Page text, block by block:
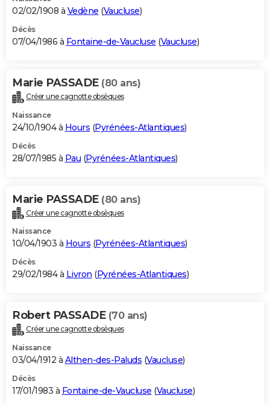
02/02/1908 à Vedène (Vaucluse)
Décès
07/04/1986 à Fontaine-de-Vaucluse (Vaucluse)
Marie PASSADE (80 ans)
Créer une cagnotte obsèques
Naissance
24/10/1904 à Hours (Pyrénées-Atlantiques)
Décès
28/07/1985 à Pau (Pyrénées-Atlantiques)
Marie PASSADE (80 ans)
Créer une cagnotte obsèques
Naissance
10/04/1903 à Hours (Pyrénées-Atlantiques)
Décès
29/02/1984 à Livron (Pyrénées-Atlantiques)
Robert PASSADE (70 ans)
Créer une cagnotte obsèques
Naissance
03/04/1912 à Althen-des-Paluds (Vaucluse)
Décès
17/01/1983 à Fontaine-de-Vaucluse (Vaucluse)